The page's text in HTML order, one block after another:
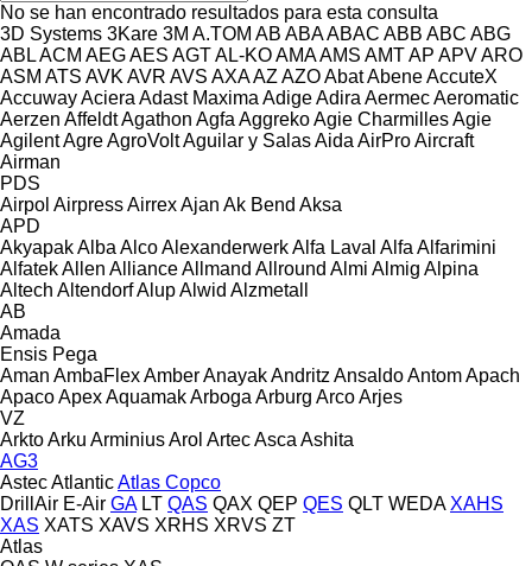
No se han encontrado resultados para esta consulta
3D Systems 3Kare 3M A.TOM AB ABAABAC ABB ABC ABG
ABLACM AEGAES AGTAL-KOAMAAMS AMTAP APVARO
ASM ATS AVK AVR AVS AXAAZ AZOAbatAbeneAccuteX
AccuwayAciera Adast Maxima AdigeAdira AermecAeromatic
Aerzen AffeldtAgathon Agfa AggrekoAgie CharmillesAgie
AgilentAgreAgroVoltAguilar y SalasAida AirProAircraft
Airman
PDS
Airpol AirpressAirrexAjan Ak Bend Aksa
APD
AkyapakAlba AlcoAlexanderwerkAlfa Laval Alfa Alfarimini
AlfatekAllen AllianceAllmand Allround Almi Almig Alpina
Altech AltendorfAlupAlwid Alzmetall
AB
Amada
Ensis Pega
Aman AmbaFlexAmberAnayakAndritz AnsaldoAntomApach
ApacoApexAquamakArboga Arburg ArcoArjes
VZ
ArktoArku ArminiusArol ArtecAsca Ashita
AG3
AstecAtlanticAtlas Copco
DrillAir E-Air GA LT QAS QAX QEP QES QLT WEDA XAHS
XAS XATS XAVS XRHS XRVS ZT
Atlas